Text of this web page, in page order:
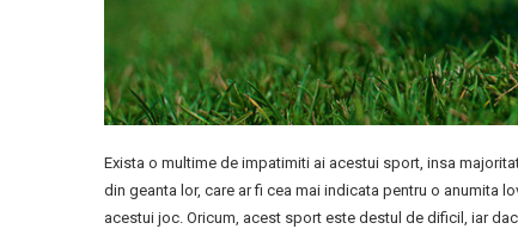
Exista o multime de impatimiti ai acestui sport, insa
din geanta lor, care ar fi cea mai indicata pentru o anumita
acestui joc. Oricum, acest sport este destul de dificil, iar